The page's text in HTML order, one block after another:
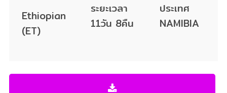
Ethiopian
(ET)
ระยะเวลา
11วัน 8คืน
ประเทศ
NAMIBIA